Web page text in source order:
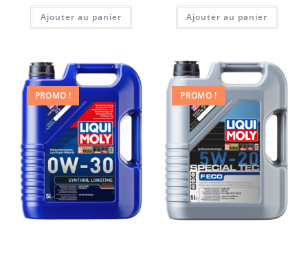
Ajouter au panier Ajouter au panier
PROMO ! PROMO !